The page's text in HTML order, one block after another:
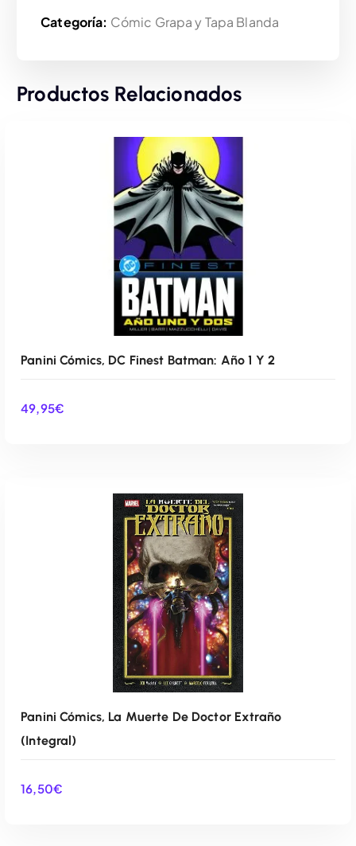
Categoría: Cómic Grapa y Tapa Blanda
Productos Relacionados
AÑADIR AL CARRITO
Panini Cómics, DC Finest Batman: Año 1 Y 2
49,95€
Panini Cómics, La Muerte De Doctor Extraño
(Integral)
16,50€